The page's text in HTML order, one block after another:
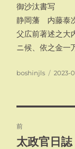
御沙汰書写
静岡藩 内藤泰
父広前著述之大
ニ候、依之金一
投
boshinjls
投
2023-
稿
前
前
太政官日誌